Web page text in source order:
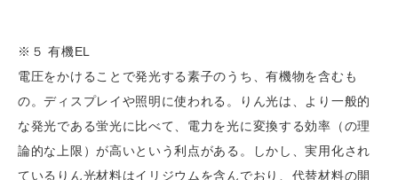
※５ 有機EL
電圧をかけることで発光する素子のうち、有機物を含むも
の。ディスプレイや照明に使われる。りん光は、より一般的
な発光である蛍光に比べて、電力を光に変換する効率（の理
論的な上限）が高いという利点がある。しかし、実用化され
ているりん光材料はイリジウムを含んでおり、代替材料の開